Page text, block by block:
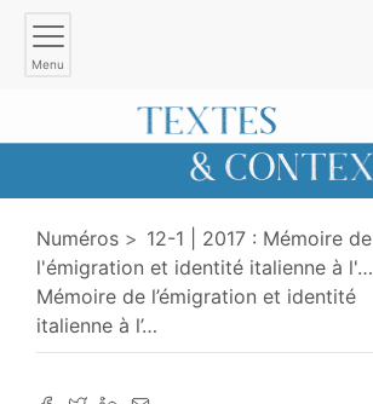
Menu
Numéros
12-1 | 2017 : Mémoire de
l'émigration et identité italienne à l'…
Mémoire de l’émigration et identité
italienne à l’…